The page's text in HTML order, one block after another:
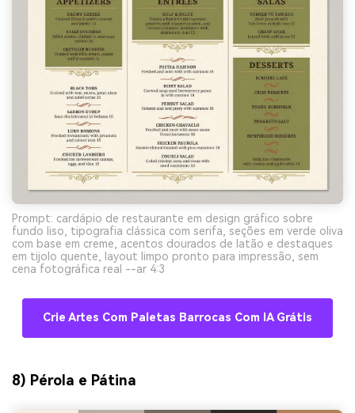
Prompt: cardápio de restaurante em design gráfico sobre
fundo liso, tipografia clássica com serifa, seções em verde oliva
com base em creme, acentos dourados de latão e destaques
em tijolo quente, layout limpo pronto para impressão, sem
cena fotográfica real --ar 4:3
Crie Artes Com Paletas Barrocas Com IA Grátis
8) Pérola e Pátina